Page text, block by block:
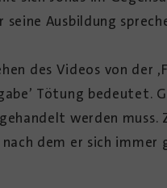
Ausbildung
des Videos von der
Tötung bedeutet.
werden muss.
dem er sich immer